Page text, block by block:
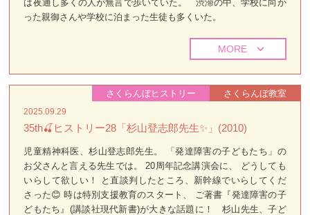
は夜通し多くの人が無言で歩いていた。 渋滞の中、学校に向か
った親御さんや学校に泊まった生徒も多くいた。
MORE
さくらんぼ教室
さくらんぼヒストリー
2025.09.29
35th🍒ヒストリー28「杉山登志郎先生✨」(2010)
児童精神科医、杉山登志郎先生。 「発達障害の子どもたち」の
お父さんと言える先生では。 20周年記念講演会に、 どうしても
いらして欲しい！ と直談判したところ、新幹線でいらしてくだ
さった😊 時は特別支援教育のスタート、 ご著書『発達障害の子
どもたち』(講談社現代新書)が大きな話題に！ 杉山先生、子ど